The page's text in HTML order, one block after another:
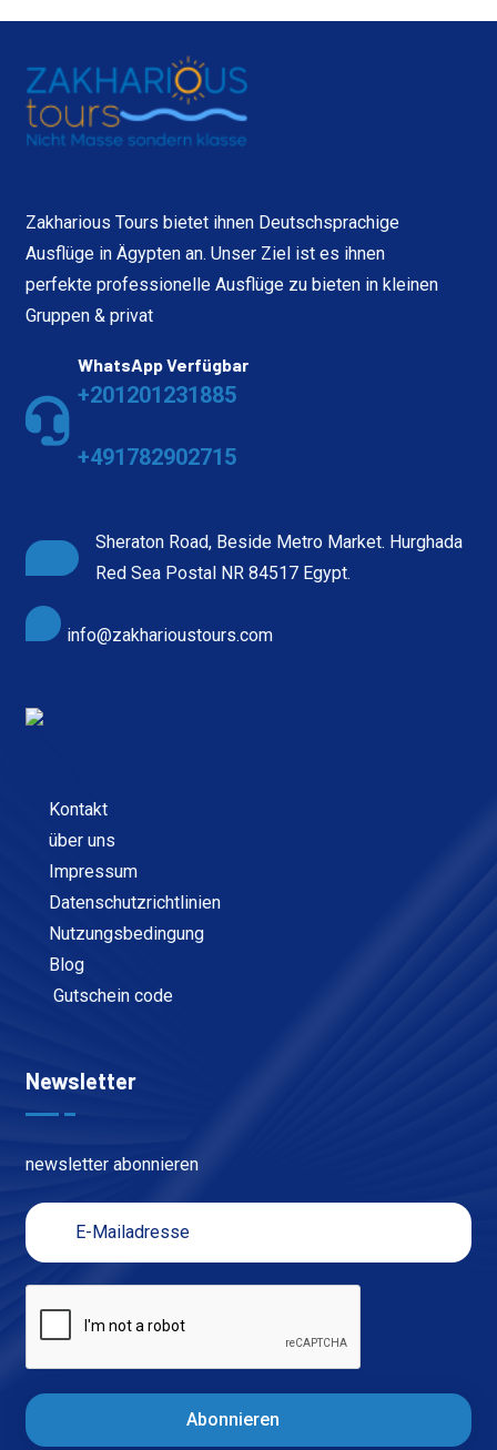
Zakharious Tours bietet ihnen Deutschsprachige
Ausflüge in Ägypten an. Unser Ziel ist es ihnen
perfekte professionelle Ausflüge zu bieten in kleinen
Gruppen & privat
WhatsApp Verfügbar
+201201231885
+491782902715
Sheraton Road, Beside Metro Market. Hurghada
Red Sea Postal NR 84517 Egypt.
info@zakharioustours.com
Kontakt
über uns
Impressum
Datenschutzrichtlinien
Nutzungsbedingung
Blog
Gutschein code
Newsletter
newsletter abonnieren
Abonnieren